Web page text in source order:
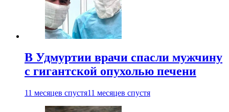
В Удмуртии врачи спасли мужчину
с гигантской опухолью печени
11 месяцев спустя11 месяцев спустя